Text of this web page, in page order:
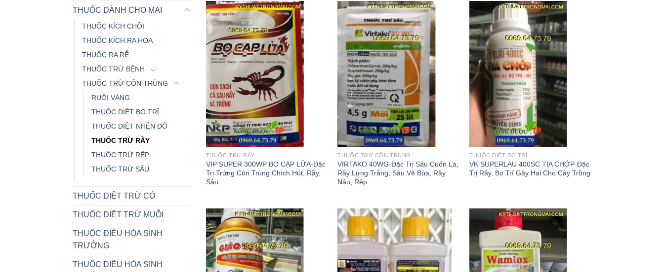
THUỐC DÀNH CHO MAI
THUỐC KÍCH CHỒI
THUỐC KÍCH RA HOA
THUỐC RA RỄ
THUỐC TRỪ BỆNH
THUỐC TRỪ CÔN TRÙNG
RUỒI VÀNG
THUỐC DIỆT BỌ TRĨ
THUỐC DIỆT NHỆN ĐỎ
THUỐC TRỪ RẦY
THUỐC TRỪ RỆP
THUỐC TRỪ SÂU
THUỐC DIỆT TRỪ CỎ
THUỐC DIỆT TRỪ MUỖI
THUỐC ĐIỀU HÒA SINH
TRƯỞNG
THUỐC ĐIỀU HÒA SINH
Add to
wishlist
THUỐC TRỪ RẦY
VIP SUPER 300WP BỌ CẠP LỬA-Đặc
Trị Trứng Côn Trùng Chích Hút, Rầy,
Sâu
Add to
THUỐC TRỪ CÔN TRÙNG
VIRTAKO 40WG-Đặc Trị Sâu Cuốn Lá,
Rầy Lưng Trắng, Sâu Vẽ Bùa, Rầy
Nâu, Rệp
wishlist
THUỐC DIỆT BỌ TRĨ
VK SUPERLAU 400SC TIA CHỚP-Đặc
Trị Rầy, Bọ Trĩ Gây Hại Cho Cây Trồng
Add to
wishlist
Add to
wishlist